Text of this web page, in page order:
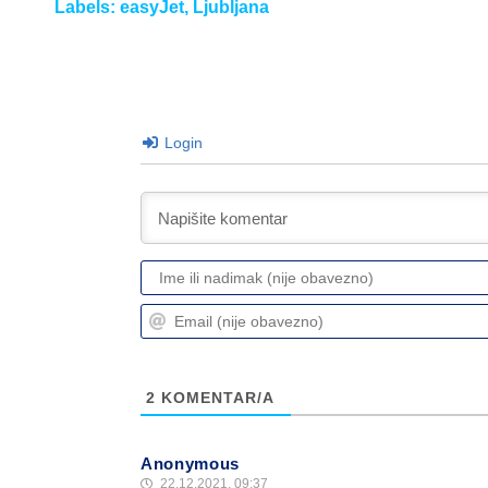
Labels: easyJet, Ljubljana
Login
2 KOMENTAR/A
Anonymous
22.12.2021. 09:37